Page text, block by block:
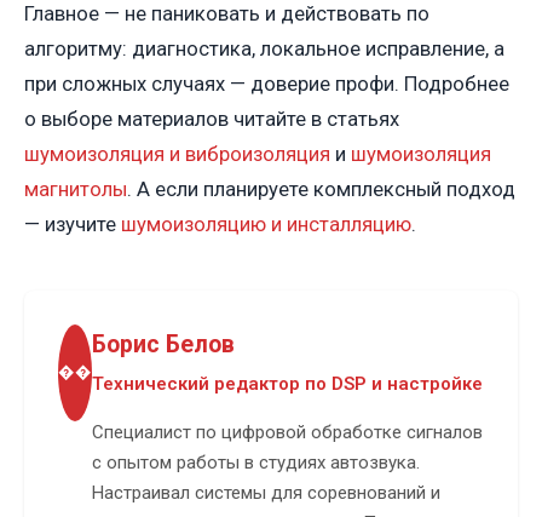
Главное — не паниковать и действовать по
алгоритму: диагностика, локальное исправление, а
при сложных случаях — доверие профи. Подробнее
о выборе материалов читайте в статьях
шумоизоляция и виброизоляция и шумоизоляция
магнитолы. А если планируете комплексный подход
— изучите шумоизоляцию и инсталляцию.
��
Борис Белов
Технический редактор по DSP и настройке
Специалист по цифровой обработке сигналов
с опытом работы в студиях автозвука.
Настраивал системы для соревнований и